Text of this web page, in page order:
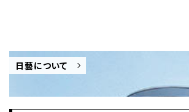
日藝について